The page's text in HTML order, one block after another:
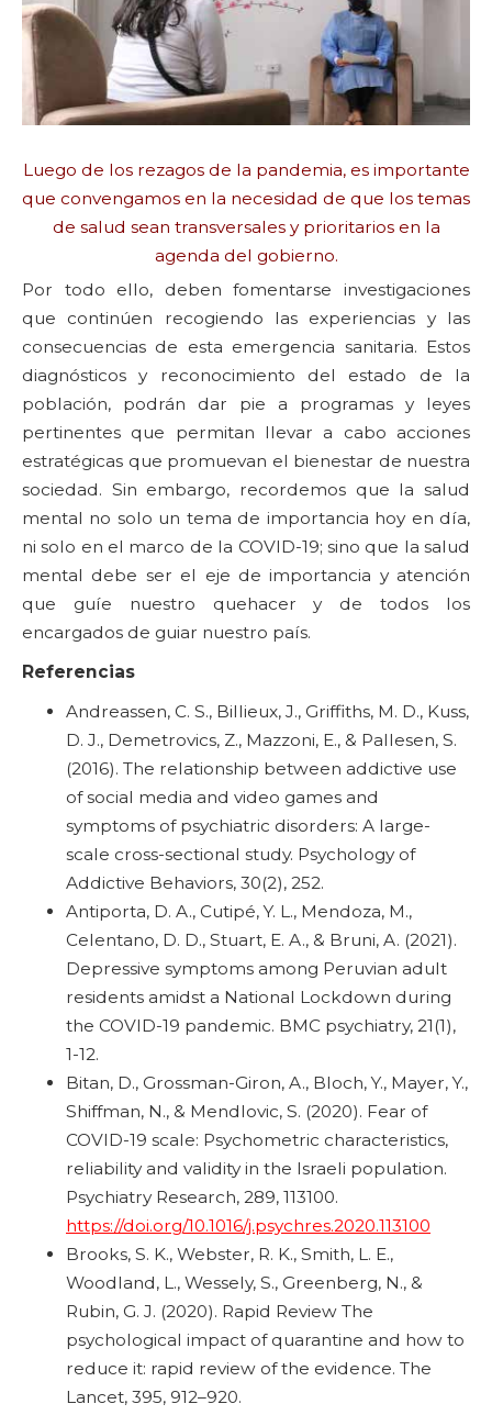
Luego de los rezagos de la pandemia, es importante
que convengamos en la necesidad de que los temas
de salud sean transversales y prioritarios en la
agenda del gobierno.
Por todo ello, deben fomentarse investigaciones
que continúen recogiendo las experiencias y las
consecuencias de esta emergencia sanitaria. Estos
diagnósticos y reconocimiento del estado de la
población, podrán dar pie a programas y leyes
pertinentes que permitan llevar a cabo acciones
estratégicas que promuevan el bienestar de nuestra
sociedad. Sin embargo, recordemos que la salud
mental no solo un tema de importancia hoy en día,
ni solo en el marco de la COVID-19; sino que la salud
mental debe ser el eje de importancia y atención
que guíe nuestro quehacer y de todos los
encargados de guiar nuestro país.
Referencias
Andreassen, C. S., Billieux, J., Griffiths, M. D., Kuss,
D. J., Demetrovics, Z., Mazzoni, E., & Pallesen, S.
(2016). The relationship between addictive use
of social media and video games and
symptoms of psychiatric disorders: A large-
scale cross-sectional study. Psychology of
Addictive Behaviors, 30(2), 252.
Antiporta, D. A., Cutipé, Y. L., Mendoza, M.,
Celentano, D. D., Stuart, E. A., & Bruni, A. (2021).
Depressive symptoms among Peruvian adult
residents amidst a National Lockdown during
the COVID-19 pandemic. BMC psychiatry, 21(1),
1-12.
Bitan, D., Grossman-Giron, A., Bloch, Y., Mayer, Y.,
Shiffman, N., & Mendlovic, S. (2020). Fear of
COVID-19 scale: Psychometric characteristics,
reliability and validity in the Israeli population.
Psychiatry Research, 289, 113100.
https://doi.org/10.1016/j.psychres.2020.113100
Brooks, S. K., Webster, R. K., Smith, L. E.,
Woodland, L., Wessely, S., Greenberg, N., &
Rubin, G. J. (2020). Rapid Review The
psychological impact of quarantine and how to
reduce it: rapid review of the evidence. The
Lancet, 395, 912–920.